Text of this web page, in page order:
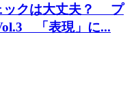
ックは大丈夫？ プ
「表現」に...